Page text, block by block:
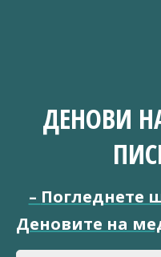
ДЕНОВИ
– Погледнете
Деновите на